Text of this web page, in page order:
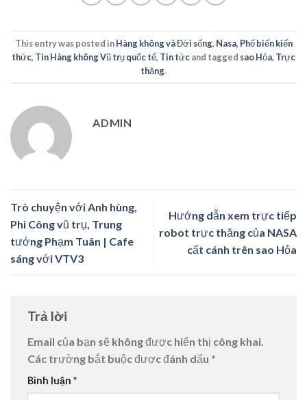
This entry was posted inHàng không và Đời sống, Nasa, Phổ biến kiến
thức, Tin Hàng không Vũ trụ quốc tế, Tin tứcand tagged sao Hỏa, Trực
thăng.
ADMIN
Trò chuyện với Anh hùng,
Phi Công vũ trụ, Trung
tướng Phạm Tuân | Cafe
sáng với VTV3
Hướng dẫn xem trực tiếp
robot trực thăng của NASA
cất cánh trên sao Hỏa
Trả lời
Email của bạn sẽ không được hiển thị công khai.
Các trường bắt buộc được đánh dấu *
Bình luận *